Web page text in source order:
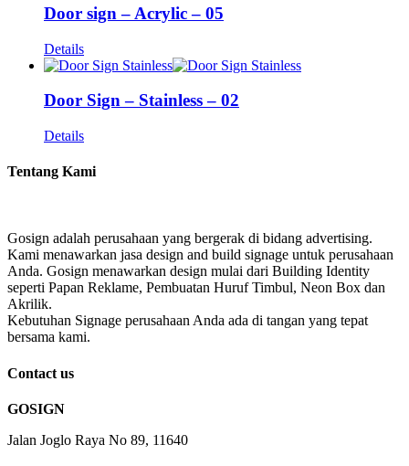
Door sign – Acrylic – 05
Details
Door Sign – Stainless – 02
Details
Tentang Kami
Gosign adalah perusahaan yang bergerak di bidang advertising.
Kami menawarkan jasa design and build signage untuk perusahaan
Anda. Gosign menawarkan design mulai dari Building Identity
seperti Papan Reklame, Pembuatan Huruf Timbul, Neon Box dan
Akrilik.
Kebutuhan Signage perusahaan Anda ada di tangan yang tepat
bersama kami.
Contact us
GOSIGN
Jalan Joglo Raya No 89, 11640